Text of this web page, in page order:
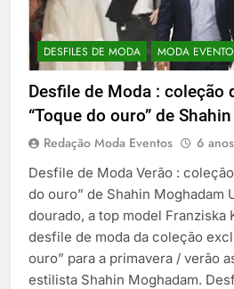
DESFILES DE MODA MODA
Desfile de Moda : coleção
“Toque do ouro” de
Redação Moda Eventos 6
Desfile de Moda Verão :
do ouro” de Shahin Moghadam
dourado, a top model Franziska
desfile de moda da coleção
ouro” para a primavera / verão
estilista Shahin Moghadam.